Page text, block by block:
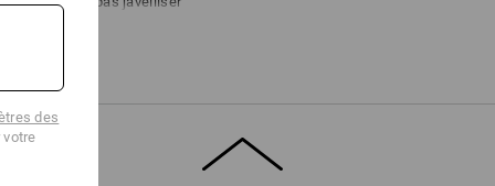
des